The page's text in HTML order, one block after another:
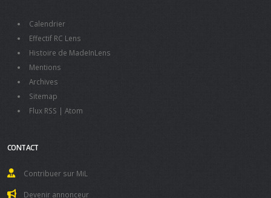
Calendrier
Effectif RC Lens
Histoire de MadeInLens
Mentions
Archives
Sitemap
Flux RSS | Atom
CONTACT
Contribuer sur MiL
Devenir annonceur